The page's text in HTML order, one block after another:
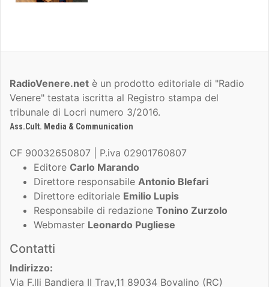
RadioVenere.net è un prodotto editoriale di "Radio
Venere" testata iscritta al Registro stampa del
tribunale di Locri numero 3/2016.
Ass.Cult. Media & Communication
CF 90032650807 | P.iva 02901760807
Editore Carlo Marando
Direttore responsabile Antonio Blefari
Direttore editoriale Emilio Lupis
Responsabile di redazione Tonino Zurzolo
Webmaster Leonardo Pugliese
Contatti
Indirizzo:
Via F.lli Bandiera II Trav,11 89034 Bovalino (RC)